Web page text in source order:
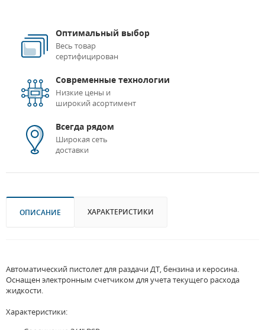
Оптимальный выбор
Весь товар
сертифицирован
Современные технологии
Низкие цены и
широкий асортимент
Всегда рядом
Широкая сеть
доставки
ОПИСАНИЕ ХАРАКТЕРИСТИКИ
Автоматический пистолет для раздачи ДТ, бензина и керосина.
Оснащен электронным счетчиком для учета текущего расхода
жидкости.
Характеристики: